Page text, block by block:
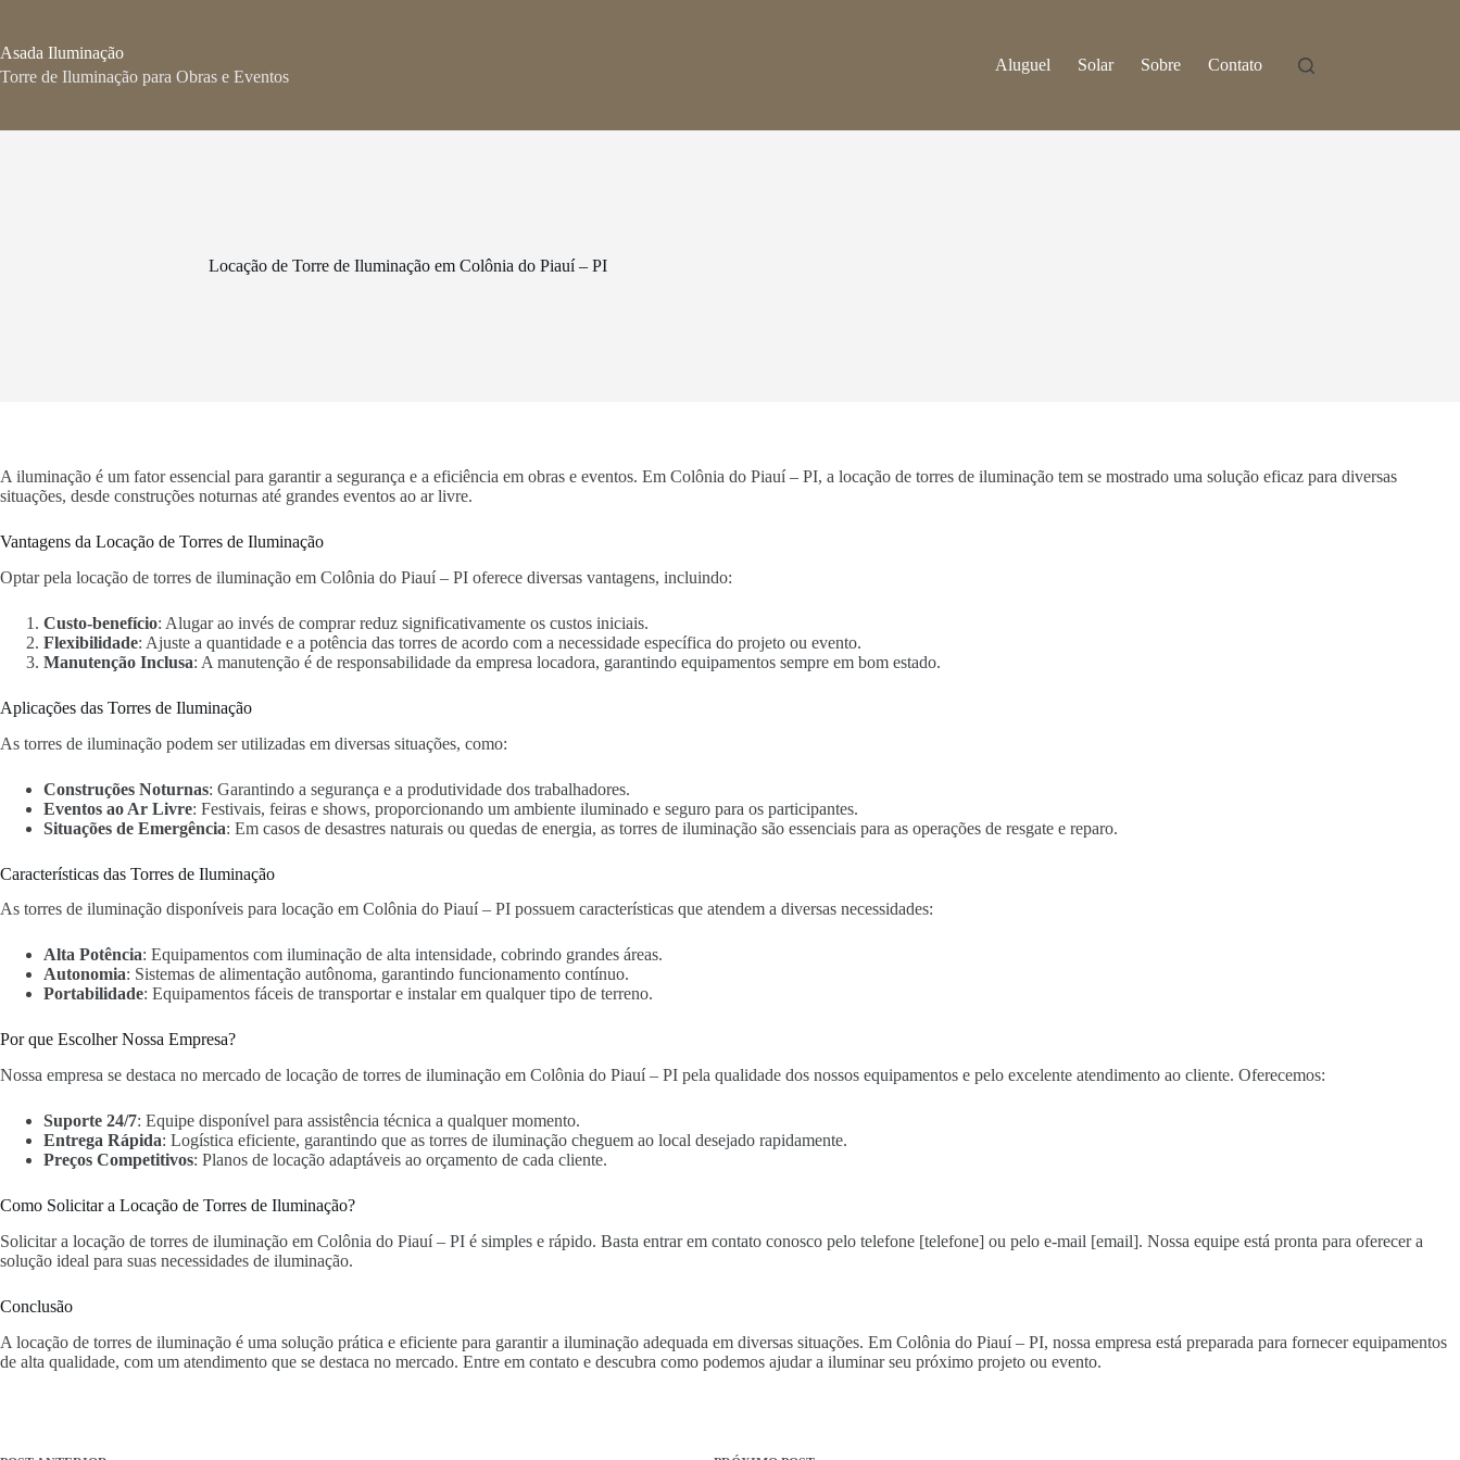
o
conteúdo
Asada Iluminação
Torre de Iluminação para Obras e Eventos
Aluguel Solar Sobre Contato
Locação de Torre de Iluminação em Colônia do Piauí – PI
A iluminação é um fator essencial para garantir a segurança e a eficiência em obras e eventos. Em Colônia do Piauí – PI, a locação de torres de iluminação tem se mostrado uma solução eficaz para diversas
situações, desde construções noturnas até grandes eventos ao ar livre.
Vantagens da Locação de Torres de Iluminação
Optar pela locação de torres de iluminação em Colônia do Piauí – PI oferece diversas vantagens, incluindo:
Custo-benefício: Alugar ao invés de comprar reduz significativamente os custos iniciais.
Flexibilidade: Ajuste a quantidade e a potência das torres de acordo com a necessidade específica do projeto ou evento.
Manutenção Inclusa: A manutenção é de responsabilidade da empresa locadora, garantindo equipamentos sempre em bom estado.
Aplicações das Torres de Iluminação
As torres de iluminação podem ser utilizadas em diversas situações, como:
Construções Noturnas: Garantindo a segurança e a produtividade dos trabalhadores.
Eventos ao Ar Livre: Festivais, feiras e shows, proporcionando um ambiente iluminado e seguro para os participantes.
Situações de Emergência: Em casos de desastres naturais ou quedas de energia, as torres de iluminação são essenciais para as operações de resgate e reparo.
Características das Torres de Iluminação
As torres de iluminação disponíveis para locação em Colônia do Piauí – PI possuem características que atendem a diversas necessidades:
Alta Potência: Equipamentos com iluminação de alta intensidade, cobrindo grandes áreas.
Autonomia: Sistemas de alimentação autônoma, garantindo funcionamento contínuo.
Portabilidade: Equipamentos fáceis de transportar e instalar em qualquer tipo de terreno.
Por que Escolher Nossa Empresa?
Nossa empresa se destaca no mercado de locação de torres de iluminação em Colônia do Piauí – PI pela qualidade dos nossos equipamentos e pelo excelente atendimento ao cliente. Oferecemos:
Suporte 24/7: Equipe disponível para assistência técnica a qualquer momento.
Entrega Rápida: Logística eficiente, garantindo que as torres de iluminação cheguem ao local desejado rapidamente.
Preços Competitivos: Planos de locação adaptáveis ao orçamento de cada cliente.
Como Solicitar a Locação de Torres de Iluminação?
Solicitar a locação de torres de iluminação em Colônia do Piauí – PI é simples e rápido. Basta entrar em contato conosco pelo telefone [telefone] ou pelo e-mail [email]. Nossa equipe está pronta para oferecer a
solução ideal para suas necessidades de iluminação.
Conclusão
A locação de torres de iluminação é uma solução prática e eficiente para garantir a iluminação adequada em diversas situações. Em Colônia do Piauí – PI, nossa empresa está preparada para fornecer equipamentos
de alta qualidade, com um atendimento que se destaca no mercado. Entre em contato e descubra como podemos ajudar a iluminar seu próximo projeto ou evento.